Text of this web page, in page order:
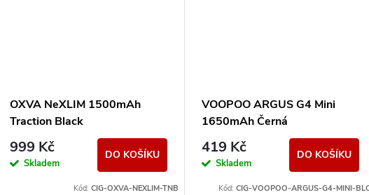
OXVA NeXLIM 1500mAh
Traction Black
999 Kč
Skladem
DO KOŠÍKU
Kód: CIG-OXVA-NEXLIM-TNB
VOOPOO ARGUS G4 Mini
1650mAh Černá
419 Kč
Skladem
DO KOŠÍKU
Kód: CIG-VOOPOO-ARGUS-G4-MINI-